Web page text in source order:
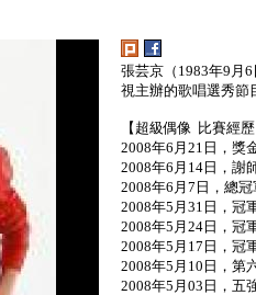
張芸京（1983年9月
視主辦的歌唱選秀節
【超級偶像 比賽經
2008年6月21日，獎
2008年6月14日，謝
2008年6月7日，總
2008年5月31日，冠
2008年5月24日，冠
2008年5月17日，冠
2008年5月10日，第
2008年5月03日，五